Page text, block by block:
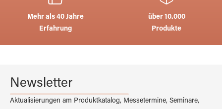
Mehr als 40 Jahre
Erfahrung
über 10.000
Produkte
Newsletter
Aktualisierungen am Produktkatalog, Messetermine, Seminare,